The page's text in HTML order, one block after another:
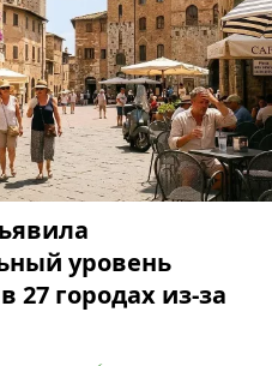
уровень
27 городах из-за